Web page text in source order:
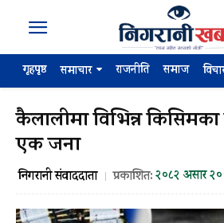
गृहपृष्ठ समाचार राजनीति समाज
कैलालीमा विभिन्न
एक जना
निगरानी संवाददाता प्रकाशित:२०८२ असार २०